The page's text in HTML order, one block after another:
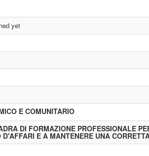
yet
E COMUNITARIO
DI FORMAZIONE PROFESSIONALE
D'AFFARI E A MANTENERE UNA